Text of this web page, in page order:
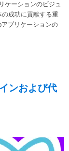
ケーションのビジュ
成功に貢献する重
プリケーションの
ンおよび代